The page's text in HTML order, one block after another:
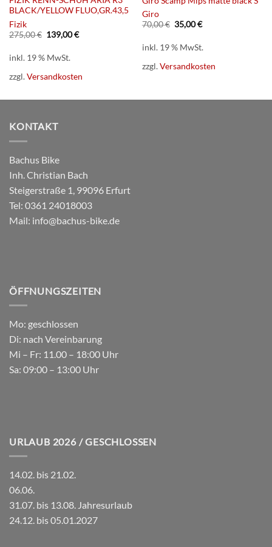
BLACK/YELLOW FLUO,GR.43,5
Fizik
275,00€ Ursprünglicher
Preis
275,00 €
139,00€Aktueller
inkl. 19 % MwSt.
zzgl.Versandkosten
Giro
70,00€ Ursprünglicher
Preis
70,00 €
35,00€Aktueller
35,00 €.
inkl. 19 % MwSt.
zzgl.Versandkosten
KONTAKT
Bachus Bike
Inh. Christian Bach
Steigerstraße 1, 99096 Erfurt
Tel: 0361 24018003
Mail: info@bachus-bike.de
ÖFFNUNGSZEITEN
Mo: geschlossen
Di: nach Vereinbarung
Mi – Fr: 11.00 – 18:00 Uhr
Sa: 09:00 – 13:00 Uhr
URLAUB 2026 / GESCHLOSSEN
14.02. bis 21.02.
06.06.
31.07. bis 13.08. Jahresurlaub
24.12. bis 05.01.2027